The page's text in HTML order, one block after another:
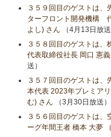
３５９回目のゲストは、
ターフロント開発機構
よし) さん （4月13日放送
３５８回目のゲストは
代表取締役社長 岡口 憲
送）
３５７回目のゲストは、
本代表 2023年プレミア
む) さん （3月30日放送）
３５６回目のゲストは、
ーグ年間王者 橋本 大夢